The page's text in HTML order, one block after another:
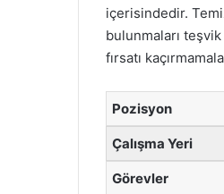
içerisindedir.
bulunmaları
fırsatı
Pozisyon
Çalışma Yeri
Görevler